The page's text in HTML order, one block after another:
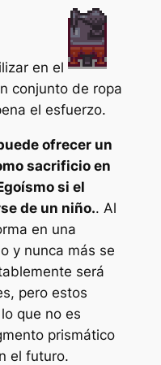
en el
conjunto de ropa
el esfuerzo.
ofrecer un
sacrificio en
si el
de un niño.. Al
en una
y nunca más se
será
pero estos
que no es
prismático
el futuro.